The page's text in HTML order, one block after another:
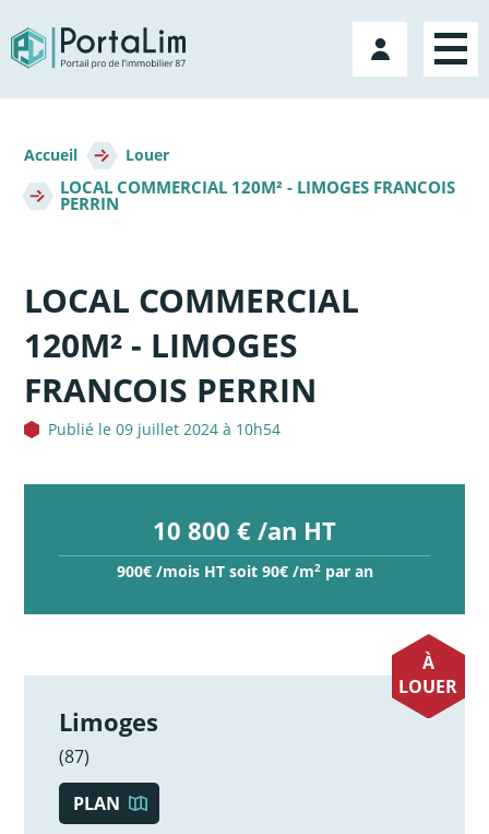
directement
au
contenu
Mon
compte
d'Ariane
Accueil Louer
LOCAL COMMERCIAL 120M² - LIMOGES FRANCOIS
PERRIN
LOCAL COMMERCIAL
120M² - LIMOGES
FRANCOIS PERRIN
Publié le 09 juillet 2024 à 10h54
10 800 € /an HT
900€ /mois HT soit 90€ /m2par an
À
LOUER
Limoges
(87)
PLAN